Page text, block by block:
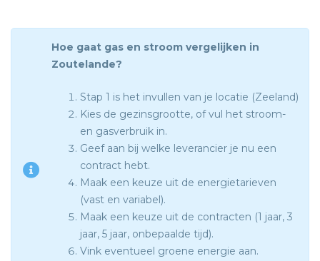
Hoe gaat gas en stroom vergelijken in
Zoutelande?
Stap 1 is het invullen van je locatie (Zeeland)
Kies de gezinsgrootte, of vul het stroom-
en gasverbruik in.
Geef aan bij welke leverancier je nu een
contract hebt.
Maak een keuze uit de energietarieven
(vast en variabel).
Maak een keuze uit de contracten (1 jaar, 3
jaar, 5 jaar, onbepaalde tijd).
Vink eventueel groene energie aan.